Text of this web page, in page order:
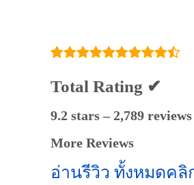
Total Rating ✔
9.2 stars – 2,789 reviews
More Reviews
อ่านรีวิว ทั้งหมดคลิ